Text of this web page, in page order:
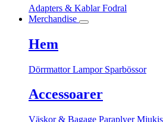
Adapters & KablarFodral
Merchandise
Hem
DörrmattorLampor Sparbössor
Accessoarer
Väskor & Bagage Paraplyer